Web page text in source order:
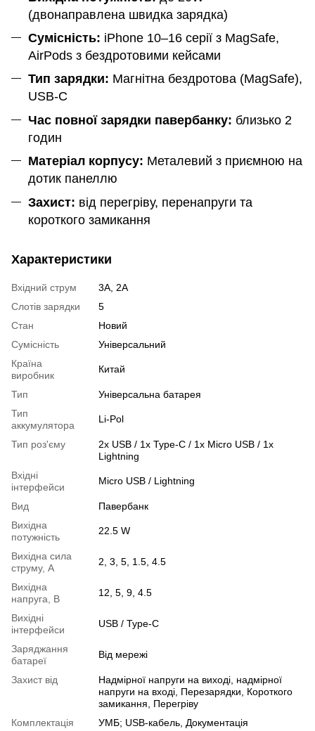
(двонаправлена швидка зарядка)
Сумісність: iPhone 10–16 серії з MagSafe,
AirPods з бездротовими кейсами
Тип зарядки: Магнітна бездротова (MagSafe),
USB-C
Час повної зарядки павербанку: близько 2
годин
Матеріал корпусу: Металевий з приємною на
дотик панеллю
Захист: від перегріву, перенапруги та
короткого замикання
Характеристики
Вхідний струм
3A, 2A
Слотів зарядки
5
Стан
Новий
Сумісність
Універсальний
Країна
виробник
Китай
Тип
Універсальна батарея
Тип
аккумулятора
Li-Pol
Тип роз'єму
2x USB / 1x Type-C / 1x Micro USB / 1x
Lightning
Вхідні
інтерфейси
Micro USB / Lightning
Вид
Павербанк
Вихідна
потужність
22.5 W
Вихідна сила
струму, А
2, 3, 5, 1.5, 4.5
Вихідна
напруга, В
12, 5, 9, 4.5
Вихідні
інтерфейси
USB / Type-C
Заряджання
батареї
Від мережі
Захист від
Надмірної напруги на виході, надмірної
напруги на вході, Перезарядки, Короткого
замикання, Перегріву
Комплектація
УМБ; USB-кабель, Документація